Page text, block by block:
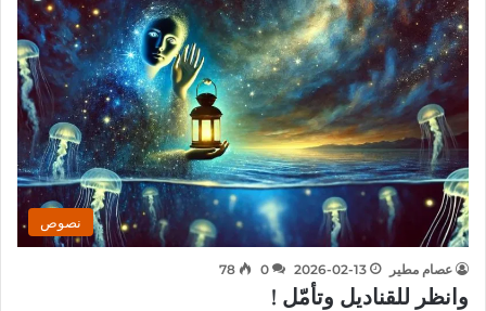
نصوص
عصام مطير 2026-02-13
0
78
وانظر للقناديل وتأمّل !